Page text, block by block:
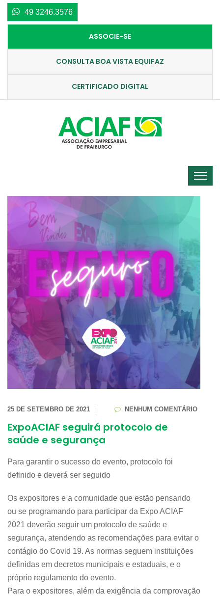
49 3246.3576
ASSOCIE-SE
CONSULTA BOA VISTA EQUIFAZ
CERTIFICADO DIGITAL
25 DE SETEMBRO DE 2021 NENHUM COMENTÁRIO
ExpoACIAF seguirá protocolo de
saúde e segurança
Para garantir o sucesso do evento, protocolo foi
definido e deverá ser seguido
Os expositores e a comunidade que estão pensando
ou se programando para participar da Expo ACIAF
2021 deverão seguir um protocolo de saúde e
segurança, atendendo as recomendações para evitar o
contágio do Covid 19. As normas seguem instituições
definidas em decretos municipais e estaduais, e o
próprio regulamento do evento.
Para o expositores, além da exigência da comprovação